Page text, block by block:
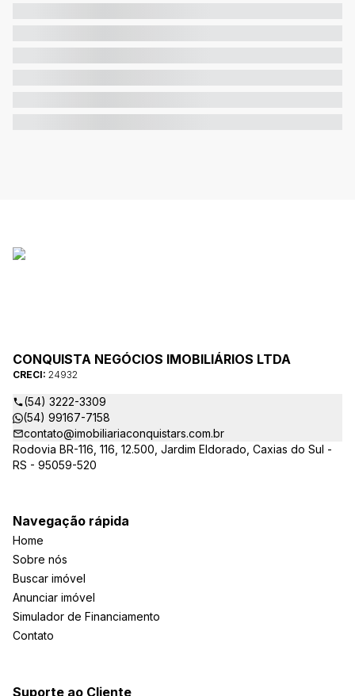
CONQUISTA NEGÓCIOS IMOBILIÁRIOS LTDA
CRECI: 24932
(54) 3222-3309
(54) 99167-7158
contato@imobiliariaconquistars.com.br
Rodovia BR-116, 116, 12.500, Jardim Eldorado, Caxias do Sul -
RS - 95059-520
Navegação rápida
Home
Sobre nós
Buscar imóvel
Anunciar imóvel
Simulador de Financiamento
Contato
Suporte ao Cliente